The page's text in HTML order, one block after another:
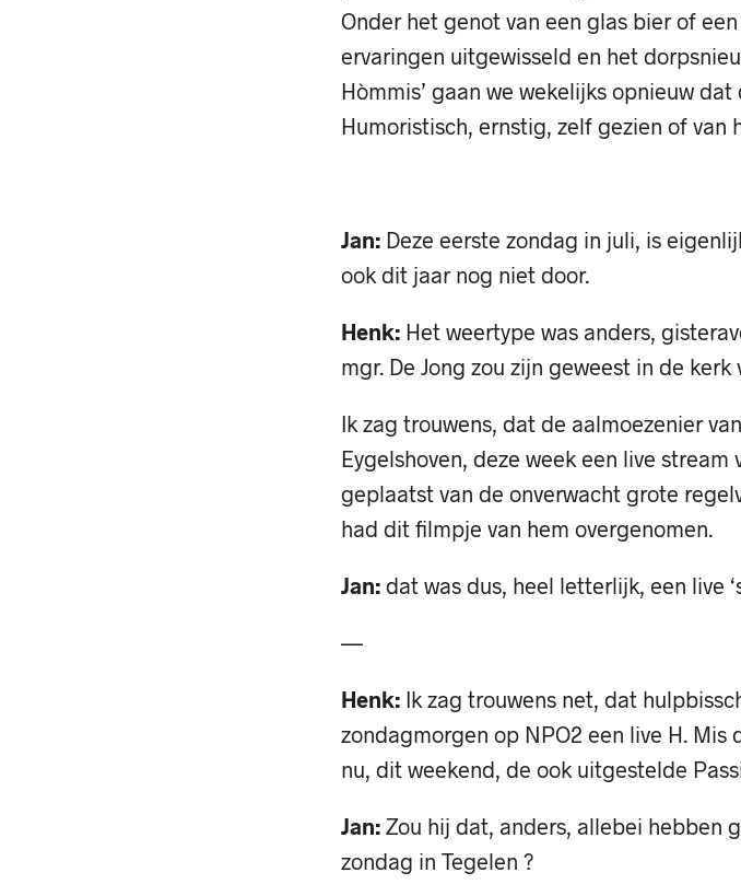
Onder het genot van een glas bier of
ervaringen uitgewisseld en het
Hòmmis’ gaan we wekelijks opnieuw
Humoristisch, ernstig, zelf gezien of van
Jan: Deze eerste zondag in juli, is
ook dit jaar nog niet door.
Henk: Het weertype was anders,
mgr. De Jong zou zijn geweest in de kerk
Ik zag trouwens, dat de aalmoezenier
Eygelshoven, deze week een live
geplaatst van de onverwacht grote
had dit filmpje van hem overgenomen.
Jan: dat was dus, heel letterlijk, een live
—
Henk: Ik zag trouwens net, dat
zondagmorgen op NPO2 een live H. Mis
nu, dit weekend, de ook uitgestelde
Jan: Zou hij dat, anders, allebei hebben
zondag in Tegelen ?